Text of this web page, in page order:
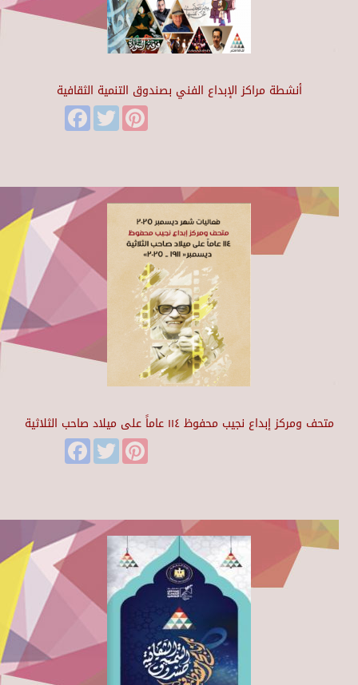
أنشطة مراكز الإبداع الفني بصندوق التنمية الثقافية
FacebookTwitter
متحف ومركز إبداع نجيب محفوظ ١١٤ عاماً على ميلاد صاحب الثلاثية
FacebookTwitter